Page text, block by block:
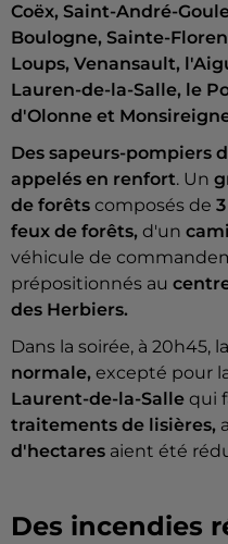
Coëx, Saint-André-
Boulogne, Sainte-
Loups, Venansault,
Lauren-de-la-Salle, le
d'Olonne et
Des sapeurs-pompiers
appelés en renfort. Un
de forêts composés de
feux de forêts, d'un
véhicule de
prépositionnés au
des Herbiers.
Dans la soirée, à 20h45,
normale, excepté pour
Laurent-de-la-Salle qui
traitements de lisières,
d'hectares aient été
Des incendies